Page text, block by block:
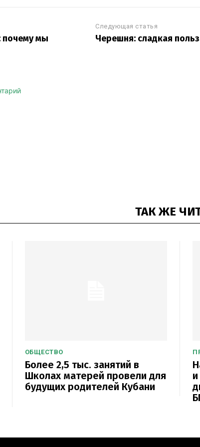
почему мы
Следующая статья
Черешня: сладкая
ТАК ЖЕ
ОБЩЕСТВО
Более 2,5 тыс. занятий в
Школах матерей провели для
будущих родителей Кубани